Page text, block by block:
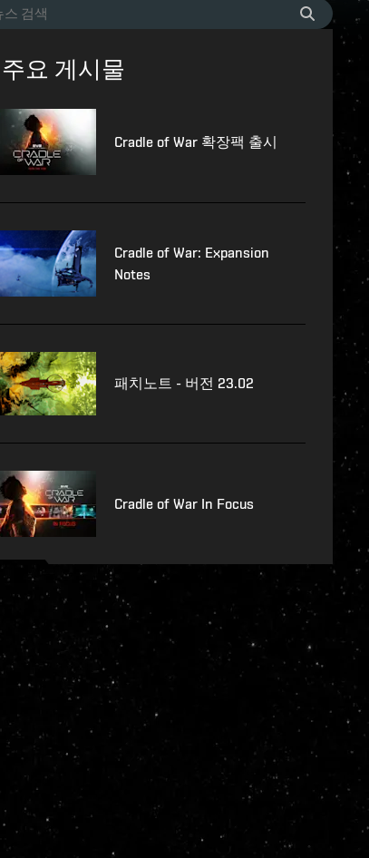
주요 게시물
Cradle of War 확장팩 출시
Cradle of War: Expansion
Notes
패치노트 - 버전 23.02
Cradle of War In Focus